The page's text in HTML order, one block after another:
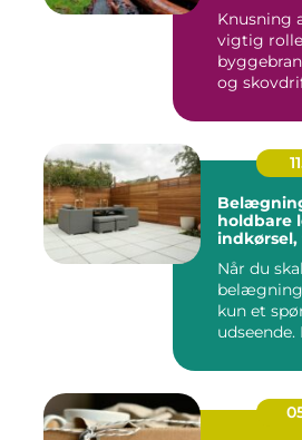
Knusning
vigtig
og
holdbare
indkørsel,
Når du
kun et